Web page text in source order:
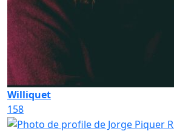
Williquet
158